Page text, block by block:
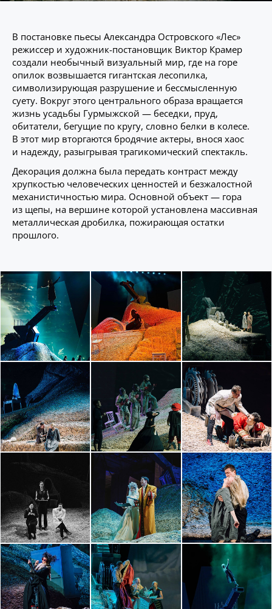
В постановке пьесы Александра Островского «Лес»
режиссер и художник-постановщик Виктор Крамер
создали необычный визуальный мир, где на горе
опилок возвышается гигантская лесопилка,
символизирующая разрушение и бессмысленную
суету. Вокруг этого центрального образа вращается
жизнь усадьбы Гурмыжской — беседки, пруд,
обитатели, бегущие по кругу, словно белки в колесе.
В этот мир вторгаются бродячие актеры, внося хаос
и надежду, разыгрывая трагикомический спектакль.
Декорация должна была передать контраст между
хрупкостью человеческих ценностей и безжалостной
механистичностью мира. Основной объект — гора
из щепы, на вершине которой установлена массивная
металлическая дробилка, пожирающая остатки
прошлого.